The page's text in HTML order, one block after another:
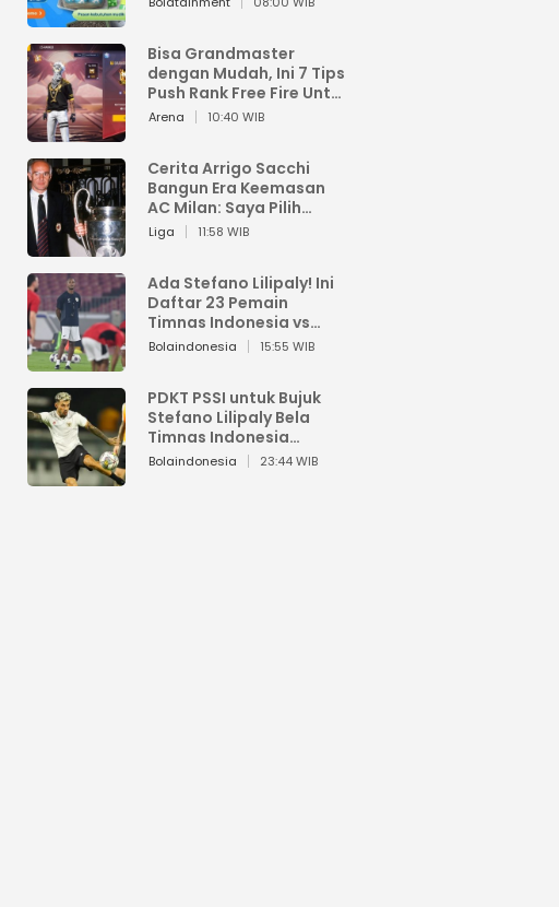
Bisa Grandmaster
dengan Mudah, Ini 7 Tips
Push Rank Free Fire Untuk
Pemula
Arena 10:40 WIB
Cerita Arrigo Sacchi
Bangun Era Keemasan
AC Milan: Saya Pilih
Pemain dari Isi Otaknya
Liga 11:58 WIB
Ada Stefano Lilipaly! Ini
Daftar 23 Pemain
Timnas Indonesia vs
China
Bolaindonesia 15:55 WIB
PDKT PSSI untuk Bujuk
Stefano Lilipaly Bela
Timnas Indonesia
Berakhir Berantakan
Bolaindonesia 23:44 WIB